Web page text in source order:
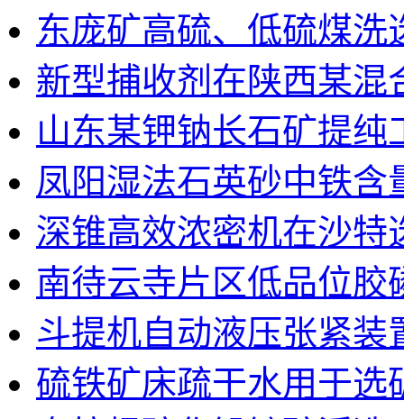
东庞矿高硫、低硫煤
新型捕收剂在陕西某混
山东某钾钠长石矿提纯
凤阳湿法石英砂中铁含
深锥高效浓密机在沙特
南待云寺片区低品位
斗提机自动液压张紧装
硫铁矿床疏干水用于选